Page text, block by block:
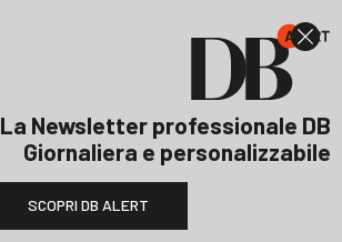
La Newsletter professionale DB
Giornaliera e personalizzabile
SCOPRI DB ALERT